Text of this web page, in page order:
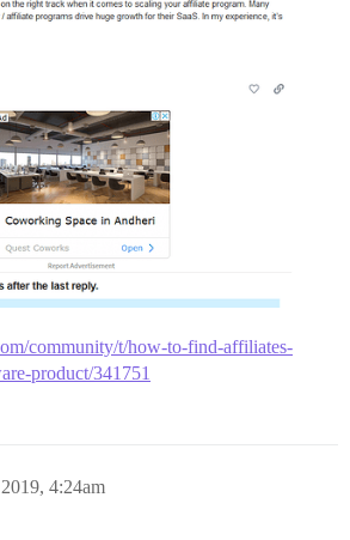
community/t/how-to-find-affiliates-
product/341751
4:24am